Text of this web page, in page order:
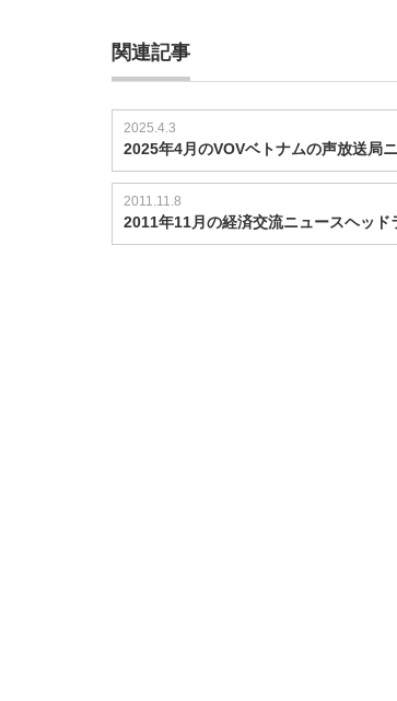
関連記事
2025.4.3
2025年4月のVOVベトナムの声放送局
2011.11.8
2011年11月の経済交流ニュースヘッド